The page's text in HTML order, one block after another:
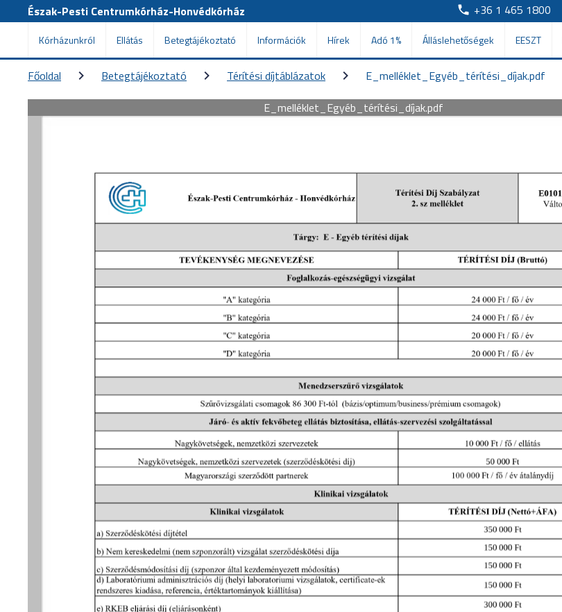
Észak-Pesti Centrumkórház-Honvédkórház +36 1 465 1800
Kórházunkról Ellátás Betegtájékoztató Információk Hírek Adó 1% Álláslehetőségek EESZT
Főoldal Betegtájékoztató Térítési díjtáblázatok
E_melléklet_Egyéb_térítési_díjak.pdf
E_melléklet_Egyéb_térítési_díjak.pdf